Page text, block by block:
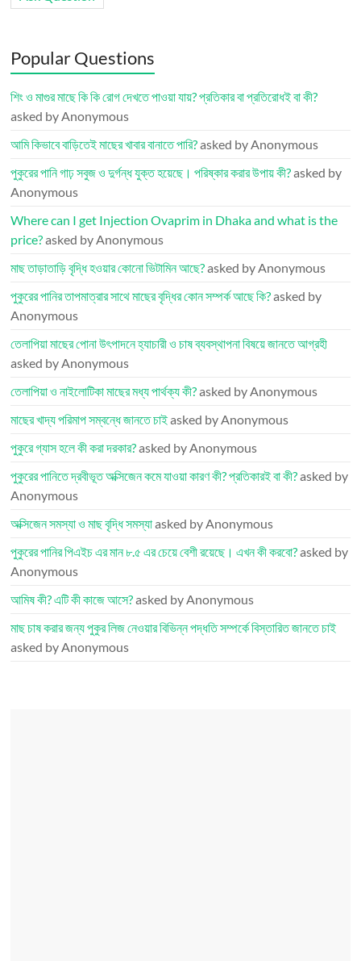
Popular Questions
শিং ও মাগুর মাছে কি কি রোগ দেখতে পাওয়া যায়? প্রতিকার বা প্রতিরোধই বা কী?
asked by Anonymous
আমি কিভাবে বাড়িতেই মাছের খাবার বানাতে পারি?asked by Anonymous
পুকুরের পানি গাঢ় সবুজ ও দুর্গন্ধ যুক্ত হয়েছে। পরিষ্কার করার উপায় কী?asked by
Anonymous
Where can I get Injection Ovaprim in Dhaka and what is the
price?asked by Anonymous
মাছ তাড়াতাড়ি বৃদ্ধি হওয়ার কোনো ভিটামিন আছে?asked by Anonymous
পুকুরের পানির তাপমাত্রার সাথে মাছের বৃদ্ধির কোন সম্পর্ক আছে কি?asked by
Anonymous
তেলাপিয়া মাছের পোনা উৎপাদনে হ্যাচারী ও চাষ ব্যবস্থাপনা বিষয়ে জানতে আগ্রহী
asked by Anonymous
তেলাপিয়া ও নাইলোটিকা মাছের মধ্য পার্থক্য কী?asked by Anonymous
মাছের খাদ্য পরিমাপ সম্বন্ধে জানতে চাইasked by Anonymous
পুকুরে গ্যাস হলে কী করা দরকার?asked by Anonymous
পুকুরের পানিতে দ্রবীভূত অক্সিজেন কমে যাওয়া কারণ কী? প্রতিকারই বা কী?asked by
Anonymous
অক্সিজেন সমস্যা ও মাছ বৃদ্ধি সমস্যাasked by Anonymous
পুকুরের পানির পিএইচ এর মান ৮.৫ এর চেয়ে বেশী রয়েছে। এখন কী করবো?asked by
Anonymous
আমিষ কী? এটি কী কাজে আসে?asked by Anonymous
মাছ চাষ করার জন্য পুকুর লিজ নেওয়ার বিভিন্ন পদ্ধতি সম্পর্কে বিস্তারিত জানতে চাই
asked by Anonymous